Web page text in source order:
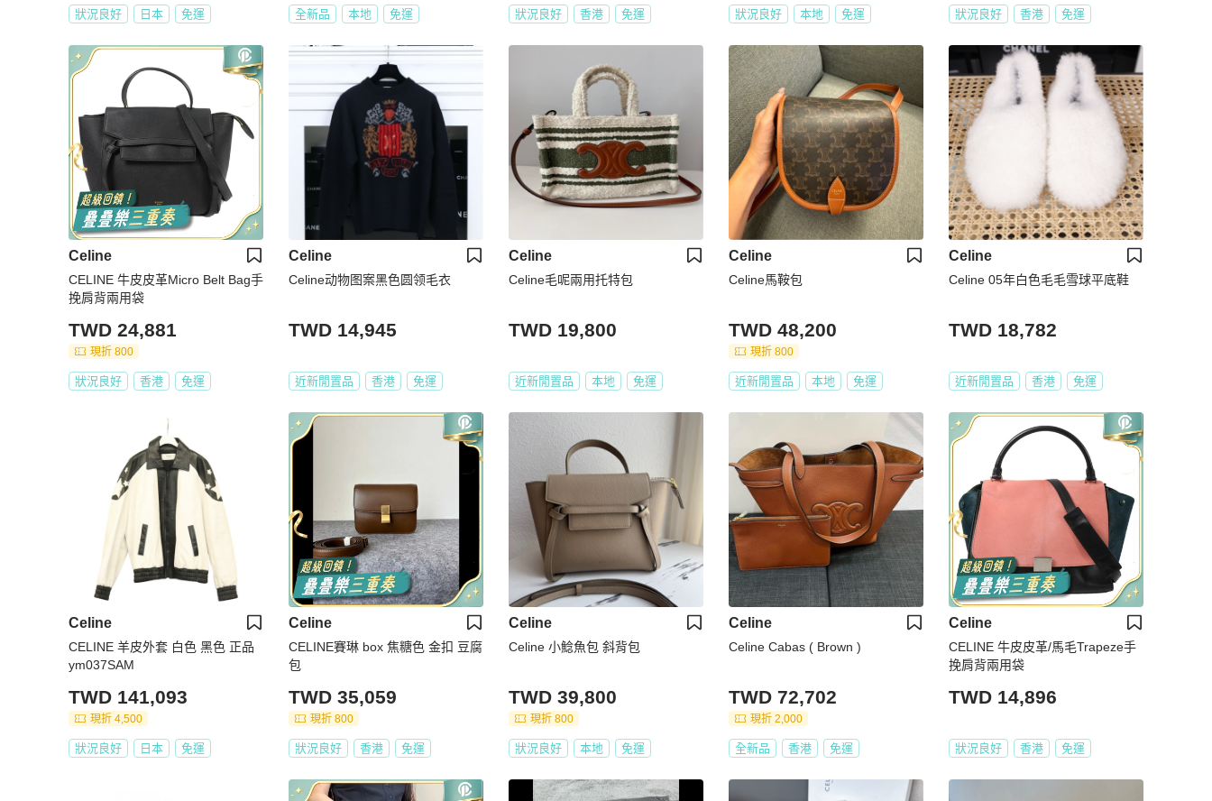
狀況良好 日本 免運 全新品 本地 免運 狀況良好 香港 免運 狀況良好 本地 免運 狀況良好 香港 免運
Celine
CELINE 牛皮皮革Micro Belt Bag手
挽肩背兩用袋
TWD 24,881
現折 800
狀況良好 香港 免運
Celine
Celine动物图案黑色圆领毛衣
TWD 14,945
近新閒置品 香港 免運
Celine
Celine毛呢兩用托特包
TWD 19,800
近新閒置品 本地 免運
Celine
Celine馬鞍包
TWD 48,200
現折 800
近新閒置品 本地 免運
Celine
Celine 05年白色毛毛雪球平底鞋
TWD 18,782
近新閒置品 香港 免運
Celine
CELINE 羊皮外套 白色 黑色 正品
ym037SAM
TWD 141,093
現折 4,500
狀況良好 日本 免運
Celine
CELINE賽琳 box 焦糖色 金扣 豆腐
包
TWD 35,059
現折 800
狀況良好 香港 免運
Celine
Celine 小鯰魚包 斜背包
TWD 39,800
現折 800
狀況良好 本地 免運
Celine
Celine Cabas ( Brown )
TWD 72,702
現折 2,000
全新品 香港 免運
Celine
CELINE 牛皮皮革/馬毛Trapeze手
挽肩背兩用袋
TWD 14,896
狀況良好 香港 免運